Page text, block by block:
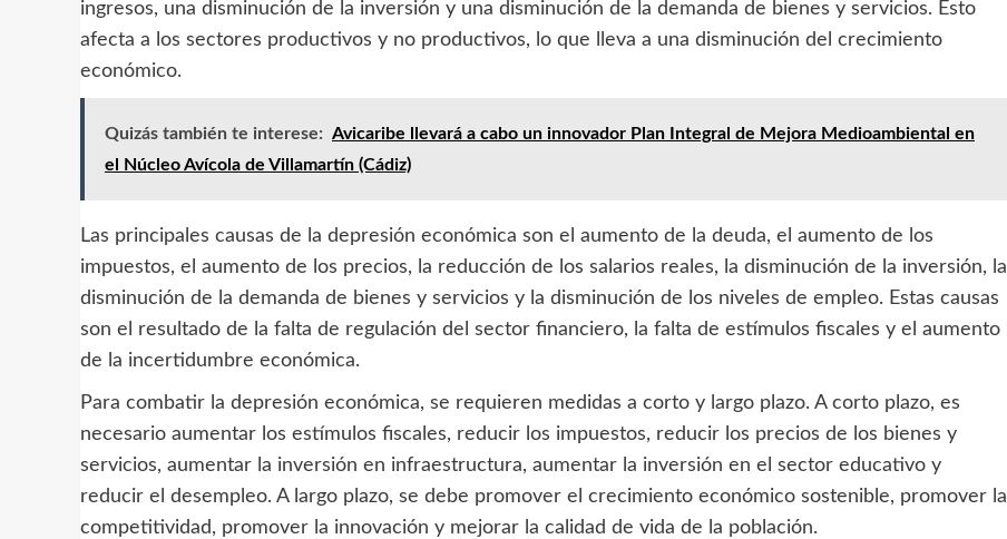
ingresos, una disminución de la inversión y una disminución de la demanda de bienes y servicios. Esto
afecta a los sectores productivos y no productivos, lo que lleva a una disminución del crecimiento
económico.
Quizás también te interese: Avicaribe llevará a cabo un innovador Plan Integral de Mejora Medioambiental en
el Núcleo Avícola de Villamartín (Cádiz)
Las principales causas de la depresión económica son el aumento de la deuda, el aumento de los
impuestos, el aumento de los precios, la reducción de los salarios reales, la disminución de la inversión, la
disminución de la demanda de bienes y servicios y la disminución de los niveles de empleo. Estas causas
son el resultado de la falta de regulación del sector financiero, la falta de estímulos fiscales y el aumento
de la incertidumbre económica.
Para combatir la depresión económica, se requieren medidas a corto y largo plazo. A corto plazo, es
necesario aumentar los estímulos fiscales, reducir los impuestos, reducir los precios de los bienes y
servicios, aumentar la inversión en infraestructura, aumentar la inversión en el sector educativo y
reducir el desempleo. A largo plazo, se debe promover el crecimiento económico sostenible, promover la
competitividad, promover la innovación y mejorar la calidad de vida de la población.